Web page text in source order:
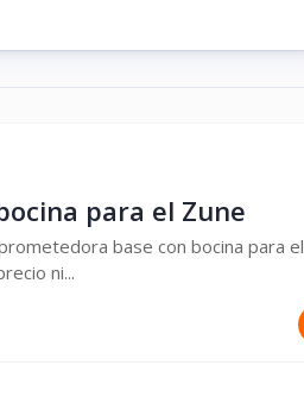
para el Zune
base con bocina para el
ni...